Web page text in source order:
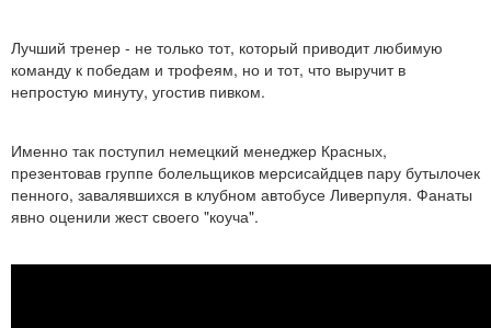
Лучший тренер - не только тот, который приводит любимую
команду к победам и трофеям, но и тот, что выручит в
непростую минуту, угостив пивком.
Именно так поступил немецкий менеджер Красных,
презентовав группе болельщиков мерсисайдцев пару бутылочек
пенного, завалявшихся в клубном автобусе Ливерпуля. Фанаты
явно оценили жест своего "коуча".